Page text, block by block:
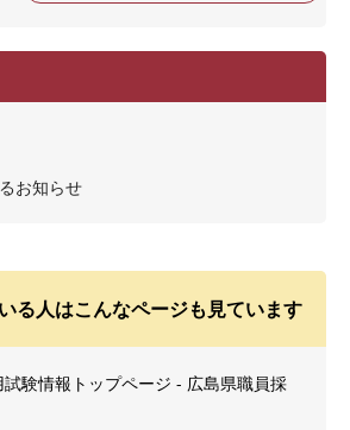
お知らせ
る人はこんなページも見ています
験情報トップページ - 広島県職員採